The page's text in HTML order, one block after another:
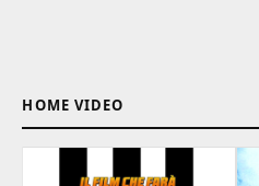
HOME VIDEO